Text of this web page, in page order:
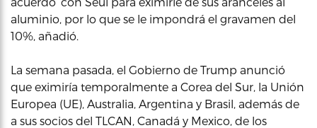
aluminio, por lo que se le impondrá el gravamen del
10%, añadió.
La semana pasada, el Gobierno de Trump anunció
que eximiría temporalmente a Corea del Sur, la Unión
Europea (UE), Australia, Argentina y Brasil, además de
a sus socios del TLCAN, Canadá y Mexico, de los